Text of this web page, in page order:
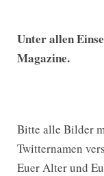
Unter allen
Magazine.
Bitte alle Bilder
Twitternamen
Euer Alter und